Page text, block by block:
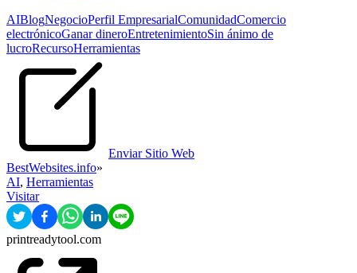
AIBlogNegocioPerfil EmpresarialComunidadComercio
electrónicoGanar dineroEntretenimientoSin ánimo de
lucroRecursoHerramientas
Enviar Sitio Web
BestWebsites.info»
AI, Herramientas
Visitar
printreadytool.com